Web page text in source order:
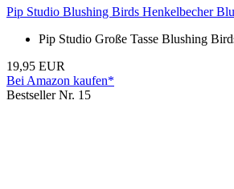
Pip Studio Blushing Birds Henkelbecher
Pip Studio Große Tasse Blushing
19,95 EUR
Bei Amazon kaufen*
Bestseller Nr. 15